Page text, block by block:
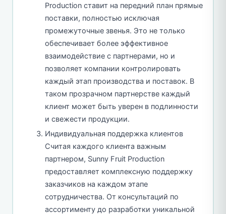
Production ставит на передний план прямые
поставки, полностью исключая
промежуточные звенья. Это не только
обеспечивает более эффективное
взаимодействие с партнерами, но и
позволяет компании контролировать
каждый этап производства и поставок. В
таком прозрачном партнерстве каждый
клиент может быть уверен в подлинности
и свежести продукции.
Индивидуальная поддержка клиентов
Считая каждого клиента важным
партнером, Sunny Fruit Production
предоставляет комплексную поддержку
заказчиков на каждом этапе
сотрудничества. От консультаций по
ассортименту до разработки уникальной